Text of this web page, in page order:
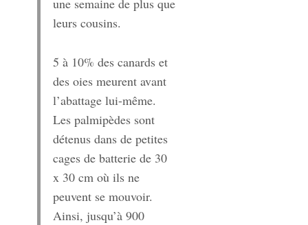
une semaine de plus que
leurs cousins.
5 à 10% des canards et
des oies meurent avant
l’abattage lui-même.
Les palmipèdes sont
détenus dans de petites
cages de batterie de 30
x 30 cm où ils ne
peuvent se mouvoir.
Ainsi, jusqu’à 900